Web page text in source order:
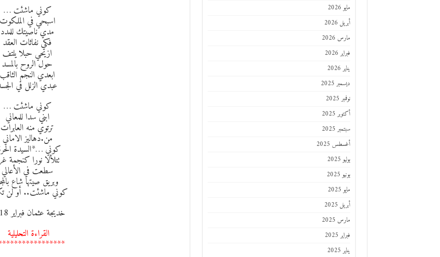
كوني ماشئت …
اسبحي في الملكوت
مدي ناصيتك للمدد
فكي نفاثات العقد
ازيحي حبلا يلتف
حول الروح بالمسد
ابعدي النجم الثاقب
عبدي الزلل في
كوني ماشئت …
ابني سدا للمعاني
ترتوي منه العابرات
من.دهاليز الاماني
كوني …*السيدة
تتلألا نورا كنجمة
سطعت في الأعالي
وبريق صيتها شاع
كوني ماشئت.. أو لن
خديجة عثمان فبراير 2018
القراءة التحليلية
مايو 2026
أبريل 2026
مارس 2026
فبراير 2026
يناير 2026
ديسمبر 2025
نوفمبر 2025
أكتوبر 2025
سبتمبر 2025
أغسطس 2025
يوليو 2025
يونيو 2025
مايو 2025
أبريل 2025
مارس 2025
فبراير 2025
يناير 2025